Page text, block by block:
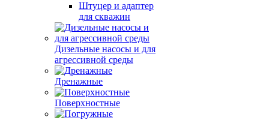
Штуцер и адаптер
для скважин
Дизельные насосы и для
агрессивной среды
Дренажные
Поверхностные